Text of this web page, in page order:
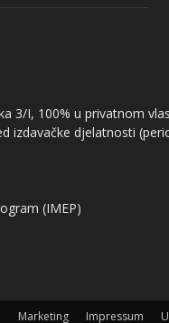
3/I, 100% u privatnom
izdavačke djelatnosti
(IMEP)
Marketing Impressum